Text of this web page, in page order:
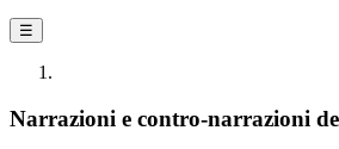
☰
Narrazioni e contro-narrazioni